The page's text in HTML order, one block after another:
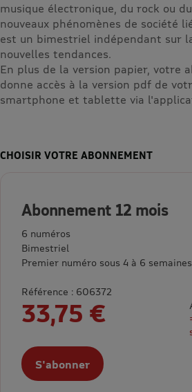
musique électronique, du rock ou
nouveaux phénomènes de société
est un bimestriel indépendant sur
nouvelles tendances.
En plus de la version papier, votre
donne accès à la version pdf de
smartphone et tablette via
CHOISIR VOTRE ABONNEMENT
Abonnement 12 mois
6 numéros
Bimestriel
Premier numéro sous 4 à 6 semaines
Référence : 606372
33,75 €
S'abonner